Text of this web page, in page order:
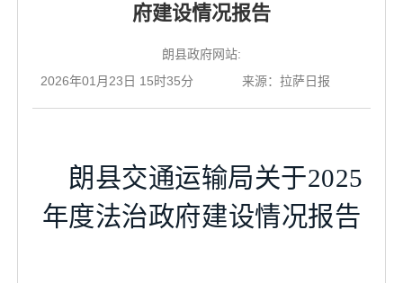
府建设情况报告
朗县政府网站:
2026年01月23日 15时35分
来源：拉萨日报
朗县交通运输局关于2025
年度法治政府建设情况报告